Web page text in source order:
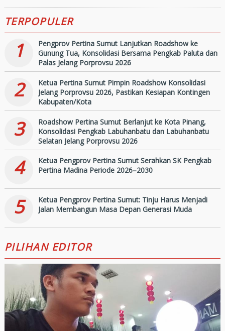
Merah Putih
TERPOPULER
1
Pengprov Pertina Sumut Lanjutkan Roadshow ke
Gunung Tua, Konsolidasi Bersama Pengkab Paluta dan
Palas Jelang Porprovsu 2026
2
Ketua Pertina Sumut Pimpin Roadshow Konsolidasi
Jelang Porprovsu 2026, Pastikan Kesiapan Kontingen
Kabupaten/Kota
3
Roadshow Pertina Sumut Berlanjut ke Kota Pinang,
Konsolidasi Pengkab Labuhanbatu dan Labuhanbatu
Selatan Jelang Porprovsu 2026
4
Ketua Pengprov Pertina Sumut Serahkan SK Pengkab
Pertina Madina Periode 2026–2030
5
Ketua Pengprov Pertina Sumut: Tinju Harus Menjadi
Jalan Membangun Masa Depan Generasi Muda
PILIHAN EDITOR